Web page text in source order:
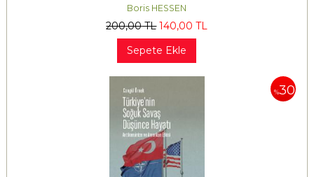
Boris HESSEN
200,00TL 140,00 TL
Sepete Ekle
%30